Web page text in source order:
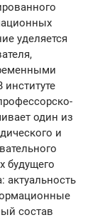
уделяется
один из
и
будущего
актуальность
состав